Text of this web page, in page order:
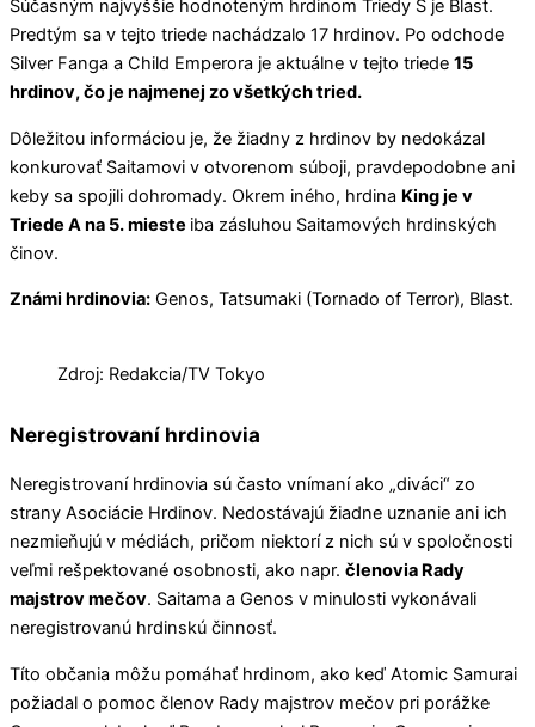
Súčasným najvyššie hodnoteným hrdinom Triedy S je Blast.
Predtým sa v tejto triede nachádzalo 17 hrdinov. Po odchode
Silver Fanga a Child Emperora je aktuálne v tejto triede 15
hrdinov, čo je najmenej zo všetkých tried.
Dôležitou informáciou je, že žiadny z hrdinov by nedokázal
konkurovať Saitamovi v otvorenom súboji, pravdepodobne ani
keby sa spojili dohromady. Okrem iného, hrdina King je v
Triede A na 5. mieste iba zásluhou Saitamových hrdinských
činov.
Známi hrdinovia: Genos, Tatsumaki (Tornado of Terror), Blast.
Zdroj: Redakcia/TV Tokyo
Neregistrovaní hrdinovia
Neregistrovaní hrdinovia sú často vnímaní ako „diváci“ zo
strany Asociácie Hrdinov. Nedostávajú žiadne uznanie ani ich
nezmieňujú v médiách, pričom niektorí z nich sú v spoločnosti
veľmi rešpektované osobnosti, ako napr. členovia Rady
majstrov mečov. Saitama a Genos v minulosti vykonávali
neregistrovanú hrdinskú činnosť.
Títo občania môžu pomáhať hrdinom, ako keď Atomic Samurai
požiadal o pomoc členov Rady majstrov mečov pri porážke